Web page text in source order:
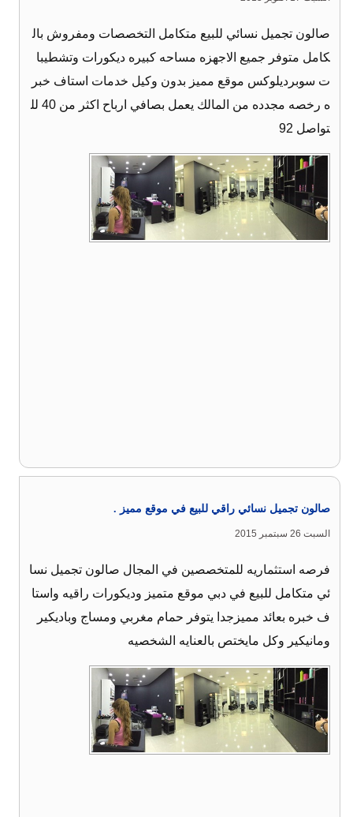
صالون تجميل نسائي للبيع متكامل التخصصات ومفروش بال
كامل متوفر جميع الاجهزه مساحه كبيره ديكورات وتشطيبا
ت سوبرديلوكس موقع مميز بدون وكيل خدمات استاف خبر
ه رخصه مجدده من المالك يعمل بصافي ارباح اكثر من 40 لل
تواصل 92
صالون تجميل نسائي راقي للبيع في موقع مميز .
السبت 26 سبتمبر 2015
فرصه استثماريه للمتخصصين في المجال صالون تجميل نسا
ئي متكامل للبيع في دبي موقع متميز وديكورات راقيه واستا
ف خبره بعائد مميزجدا يتوفر حمام مغربي ومساج وباديكير
ومانيكير وكل مايختص بالعنايه الشخصيه